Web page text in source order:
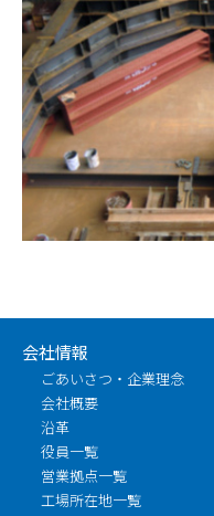
会社情報
ごあいさつ・企業理念
会社概要
沿革
役員一覧
営業拠点一覧
工場所在地一覧